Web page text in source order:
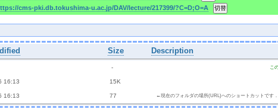
cms-pki.db.tokushima-u.ac.jp/DAV/lecture/217399/?C=D;O=A
Size
Description
  -
こ
16:13 15K
16:13 77 ←現在のフォルダの場所(URL)へのショートカットです